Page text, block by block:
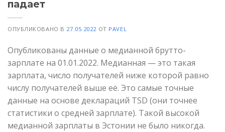
падает
ОПУБЛИКОВАНО В 27.05.2022 ОТ PAVEL
Опубликованы данные о медианной брутто-
зарплате на 01.01.2022. Медианная — это такая
зарплата, число получателей ниже которой равно
числу получателей выше её. Это самые точные
данные на основе деклараций TSD (они точнее
статистики о средней зарплате). Такой высокой
медианной зарплаты в Эстонии не было никогда.